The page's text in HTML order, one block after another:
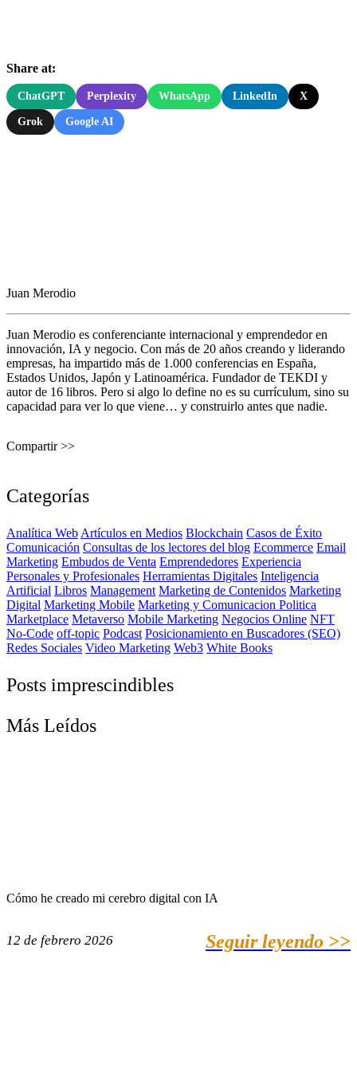
Share at:
ChatGPT Perplexity WhatsApp LinkedIn X
Grok Google AI
Juan Merodio
Juan Merodio es conferenciante internacional y emprendedor en
innovación, IA y negocio. Con más de 20 años creando y liderando
empresas, ha impartido más de 1.000 conferencias en España,
Estados Unidos, Japón y Latinoamérica. Fundador de TEKDI y
autor de 16 libros. Pero si algo lo define no es su currículum, sino su
capacidad para ver lo que viene… y construirlo antes que nadie.
Compartir >>
Categorías
Analítica Web Artículos en Medios Blockchain Casos de Éxito
Comunicación Consultas de los lectores del blog Ecommerce Email
Marketing Embudos de Venta Emprendedores Experiencia
Personales y Profesionales Herramientas Digitales Inteligencia
Artificial Libros Management Marketing de Contenidos Marketing
Digital Marketing Mobile Marketing y Comunicacion Politica
Marketplace Metaverso Mobile Marketing Negocios Online NFT
No-Code off-topic Podcast Posicionamiento en Buscadores (SEO)
Redes Sociales Video Marketing Web3 White Books
Posts imprescindibles
Más Leídos
Cómo he creado mi cerebro digital con IA
12 de febrero 2026 Seguir leyendo >>